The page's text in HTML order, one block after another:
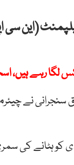
(این سی
سنجرانی نے
کو ہٹانے کی